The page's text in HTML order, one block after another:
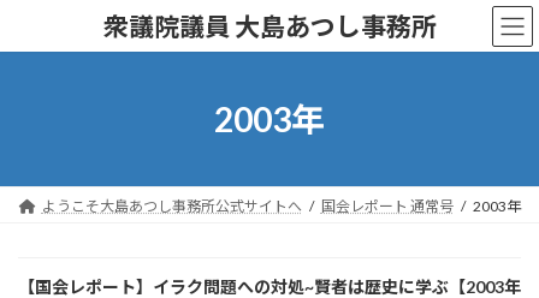
衆議院議員 大島あつし事務所
2003年
ようこそ大島あつし事務所公式サイトへ 国会レポート 通常号 2003年
【国会レポート】イラク問題への対処~賢者は歴史に学ぶ【2003年